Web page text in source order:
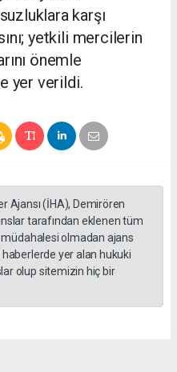
karşı
yetkili mercilerin
önemle
yer verildi.
Ajansı (İHA), Demirören
tarafından eklenen tüm
olmadan ajans
yer alan hukuki
olup sitemizin hiç bir